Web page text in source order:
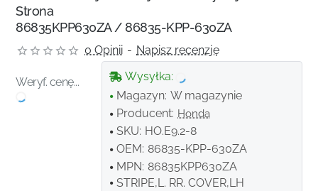
Strona
86835KPP630ZA / 86835-KPP-630ZA
0 Opinii - Napisz recenzję
Weryf. cenę...
Wysyłka:
Magazyn: W magazynie
Producent: Honda
SKU: HO.E9.2-8
OEM: 86835-KPP-630ZA
MPN: 86835KPP630ZA
STRIPE,L. RR. COVER,LH